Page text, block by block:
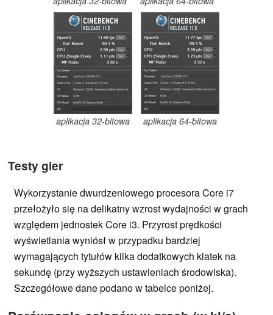
aplikacja 32-bitowa aplikacja 64-bitowa
Testy gier
Wykorzystanie dwurdzeniowego procesora Core i7
przełożyło się na delikatny wzrost wydajności w grach
względem jednostek Core i3. Przyrost prędkości
wyświetlania wyniósł w przypadku bardziej
wymagających tytułów kilka dodatkowych klatek na
sekundę (przy wyższych ustawieniach środowiska).
Szczegółowe dane podano w tabelce poniżej.